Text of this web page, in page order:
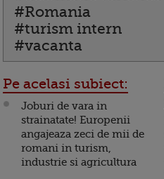
#Romania
#turism intern
#vacanta
Pe acelasi subiect:
Joburi de vara in
strainatate! Europenii
angajeaza zeci de mii de
romani in turism,
industrie si agricultura